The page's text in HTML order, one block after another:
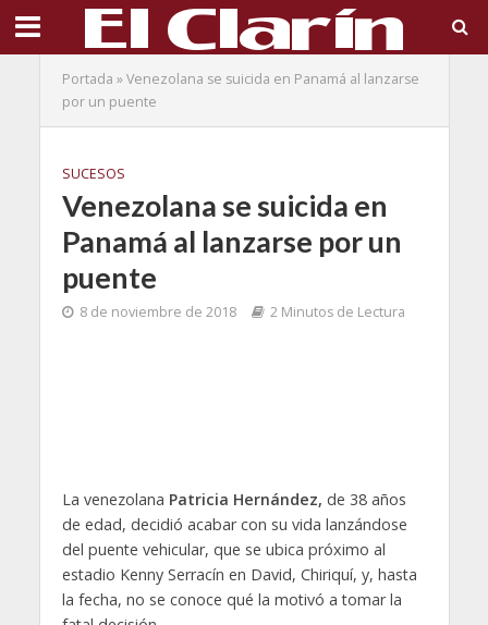
Portada »Venezolana se suicida en Panamá al lanzarse
por un puente
SUCESOS
Venezolana se suicida en
Panamá al lanzarse por un
puente
8 de noviembre de 2018 2 Minutos de Lectura
La venezolana Patricia Hernández, de 38 años
de edad, decidió acabar con su vida lanzándose
del puente vehicular, que se ubica próximo al
estadio Kenny Serracín en David, Chiriquí, y, hasta
la fecha, no se conoce qué la motivó a tomar la